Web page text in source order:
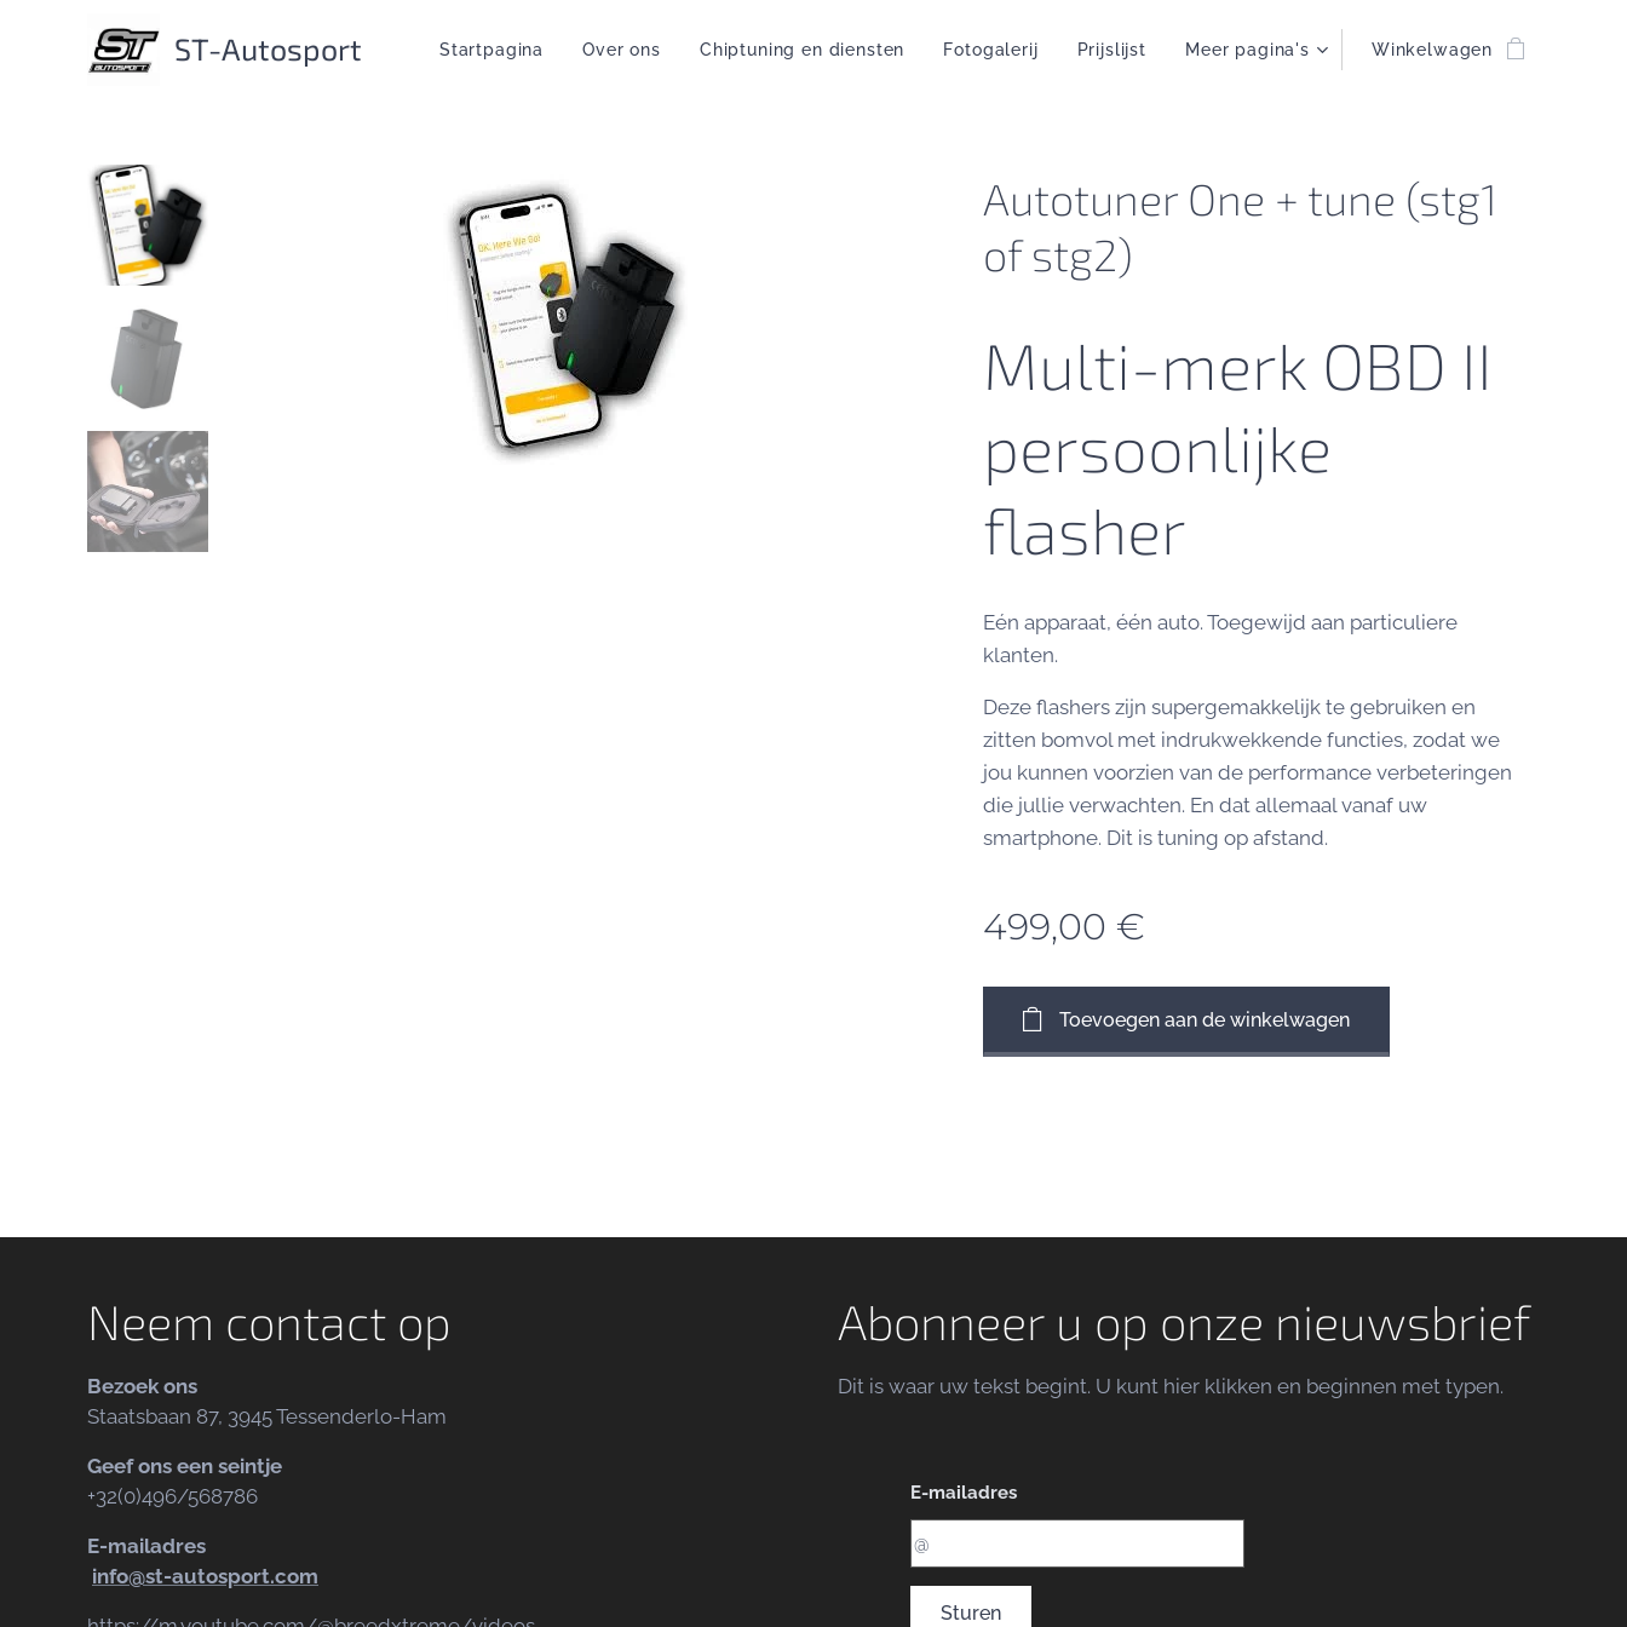
ST-Autosport Startpagina Over ons Chiptuning en diensten Fotogalerij Prijslijst Meer pagina's Winkelwagen
Autotuner One + tune (stg1
of stg2)
Multi-merk OBD II
persoonlijke
flasher
Eén apparaat, één auto. Toegewijd aan particuliere
klanten.
Deze flashers zijn supergemakkelijk te gebruiken en
zitten bomvol met indrukwekkende functies, zodat we
jou kunnen voorzien van de performance verbeteringen
die jullie verwachten. En dat allemaal vanaf uw
smartphone. Dit is tuning op afstand.
499,00 €
Toevoegen aan de winkelwagen
Neem contact op
Bezoek ons
Staatsbaan 87, 3945 Tessenderlo-Ham
Geef ons een seintje
+32(0)496/568786
E-mailadres
info@st-autosport.com
Abonneer u op onze nieuwsbrief
Dit is waar uw tekst begint. U kunt hier klikken en beginnen met typen.
E-mailadres
Sturen